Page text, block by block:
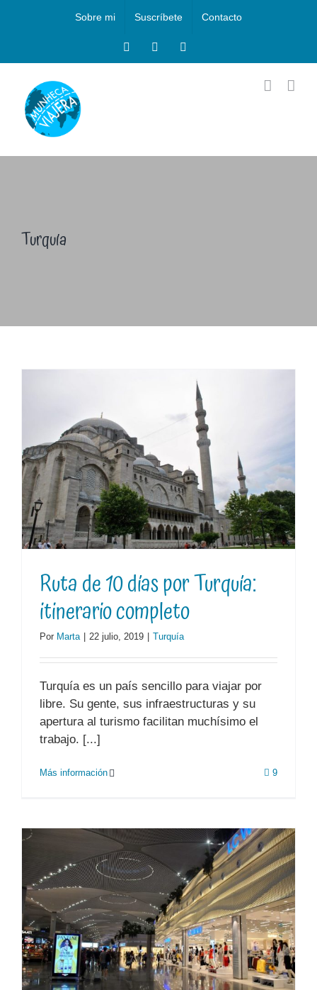
Sobre mi Suscríbete Contacto
FacebookInstagram
Turquía
Ruta de 10 días por Turquía:
itinerario completo
Por Marta 22 julio, 2019 Turquía
Turquía es un país sencillo para viajar por
libre. Su gente, sus infraestructuras y su
apertura al turismo facilitan muchísimo el
trabajo. [...]
Más información 9